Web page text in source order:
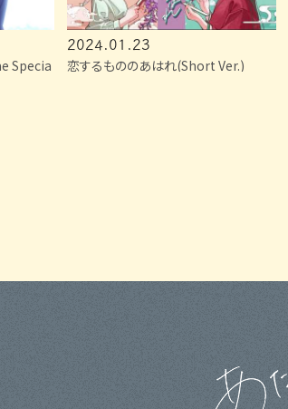
Specia
2024.01.23
恋するもののあはれ(Short Ver.)